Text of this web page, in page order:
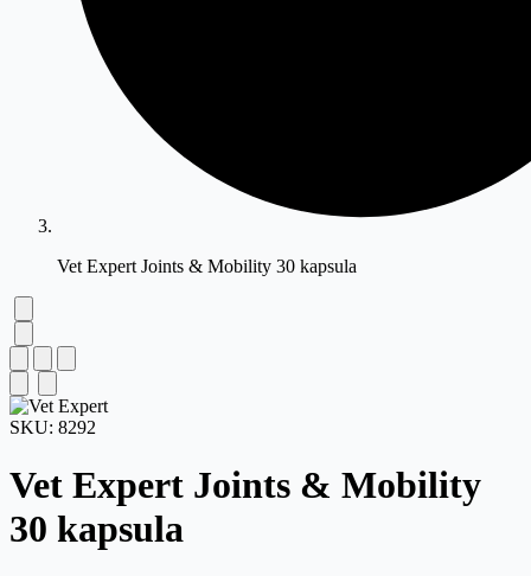
Vet Expert Joints & Mobility 30 kapsula
SKU: 8292
Vet Expert Joints & Mobility
30 kapsula